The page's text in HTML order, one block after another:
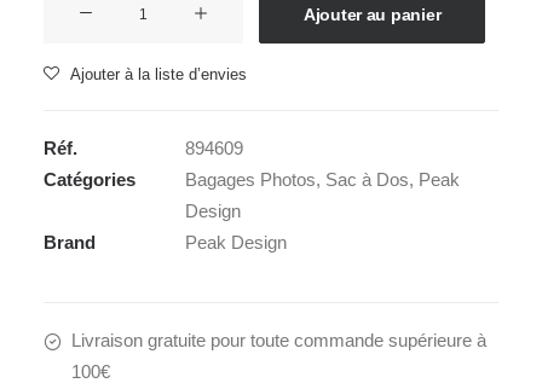
PEAK
BACKPACK
15
V2
Ajouter au panier
Ajouter à la liste d’envies
Réf.
894609
Catégories
Bagages Photos, Sac à Dos, Peak
Design
Brand
Peak Design
Livraison gratuite pour toute commande supérieure à
100€